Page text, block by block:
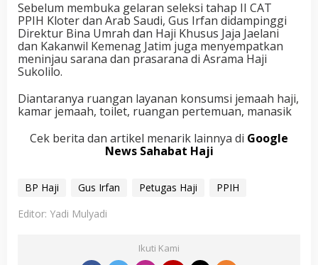
Sebelum membuka gelaran seleksi tahap II CAT
PPIH Kloter dan Arab Saudi, Gus Irfan didampinggi
Direktur Bina Umrah dan Haji Khusus Jaja Jaelani
dan Kakanwil Kemenag Jatim juga menyempatkan
meninjau sarana dan prasarana di Asrama Haji
Sukolilo.
Diantaranya ruangan layanan konsumsi jemaah haji,
kamar jemaah, toilet, ruangan pertemuan, manasik
Cek berita dan artikel menarik lainnya di Google
News Sahabat Haji
BP Haji Gus Irfan Petugas Haji
PPIH
Editor: Yadi Mulyadi
Ikuti Kami